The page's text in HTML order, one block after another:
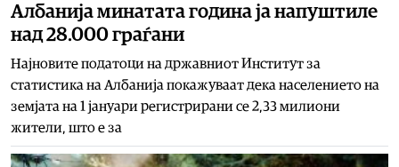
Албанија минатата година ја напуштиле
над 28.000 граѓани
Најновите податоци на државниот Институт за
статистика на Албанија покажуваат дека населението на
земјата на 1 јануари регистрирани се 2,33 милиони
жители, што е за